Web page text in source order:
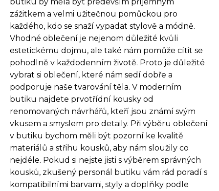
zážitkem a velmi užitečnou pomůckou pro
každého, kdo se snaží vypadat stylově a módně.
Vhodné oblečení je nejenom důležité kvůli
estetickému dojmu, ale také nám pomůže cítit se
pohodlně v každodenním životě. Proto je důležité
vybrat si oblečení, které nám sedí dobře a
podporuje naše tvarování těla. V moderním
butiku najdete prvotřídní kousky od
renomovaných návrhářů, kteří jsou známí svým
vkusem a smyslem pro detaily. Při výběru oblečení
v butiku bychom měli být pozorní ke kvalitě
materiálů a střihu kousků, aby nám sloužily co
nejdéle. Pokud si nejste jisti s výběrem správných
kousků, zkušený personál butiku vám rád poradí s
kompatibilními barvami, styly a doplňky podle